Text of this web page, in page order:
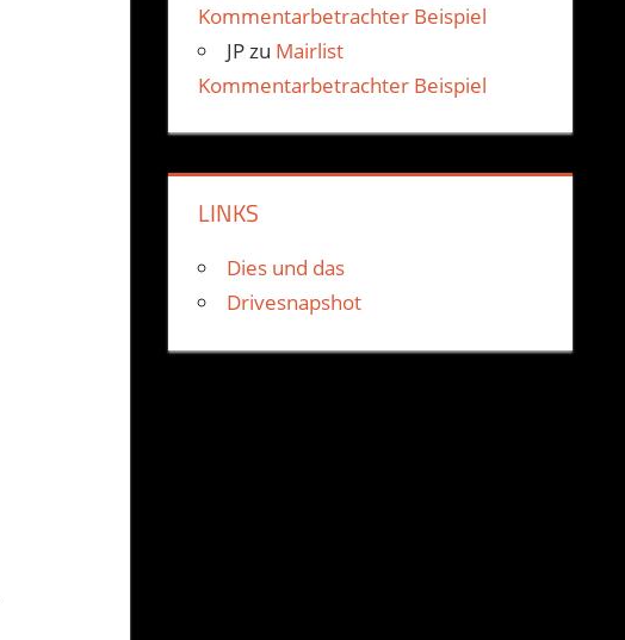
Kommentarbetrachter Beispiel
JP zu Mairlist
Kommentarbetrachter Beispiel
LINKS
Dies und das
Drivesnapshot